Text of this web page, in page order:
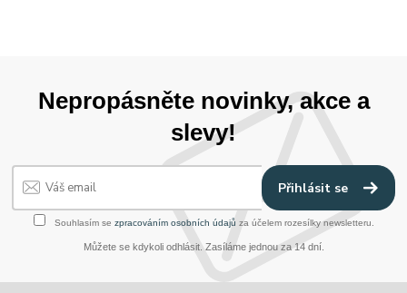
Nepropásněte novinky, akce a
slevy!
Přihlásit se
Souhlasím se zpracováním osobních údajů za účelem rozesílky newsletteru.
Můžete se kdykoli odhlásit. Zasíláme jednou za 14 dní.